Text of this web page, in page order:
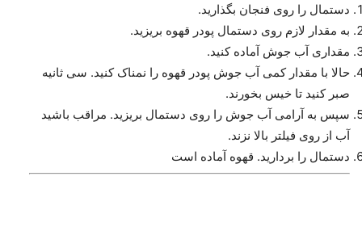
دستمال را روی فنجان بگذارید.
به مقدار لازم روی دستمال پودر قهوه بریزید.
مقداری آب جوش آماده کنید.
حالا با مقدار کمی آب جوش پودر قهوه را نمناک کنید. سی ثانیه
صبر کنید تا خیس بخورند.
سپس به آرامی آب جوش را روی دستمال بریزید. مراقب باشید
آب از روی فیلتر بالا نزند.
دستمال را بردارید. قهوه آماده است